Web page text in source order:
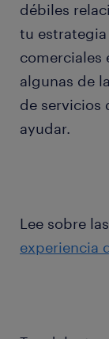
débiles
tu
comerciales
algunas de
de servicios
ayudar.
Lee sobre las
experiencia